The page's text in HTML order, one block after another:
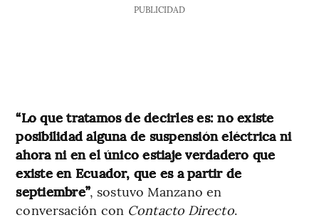
PUBLICIDAD
“Lo que tratamos de decirles es: no existe
posibilidad alguna de suspensión eléctrica ni
ahora ni en el único estiaje verdadero que
existe en Ecuador, que es a partir de
septiembre”, sostuvo Manzano en
conversación con Contacto Directo.